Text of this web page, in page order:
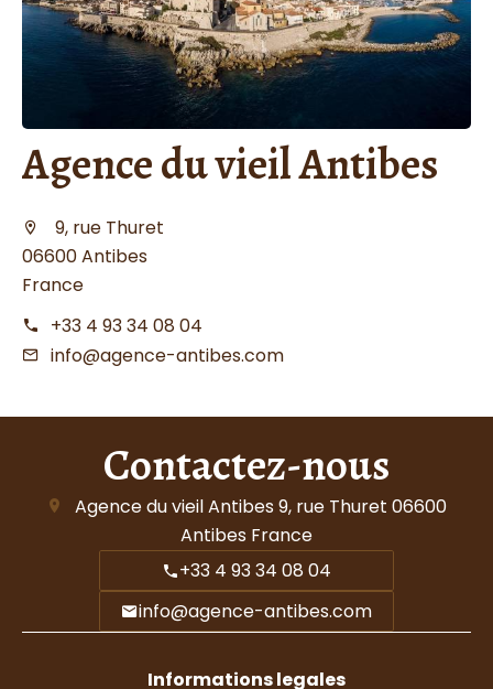
Agence du vieil Antibes
9, rue Thuret
06600 Antibes
France
+33 4 93 34 08 04
info@agence-antibes.com
Contactez-nous
Agence du vieil Antibes 9, rue Thuret 06600
Antibes France
+33 4 93 34 08 04
info@agence-antibes.com
Informations legales